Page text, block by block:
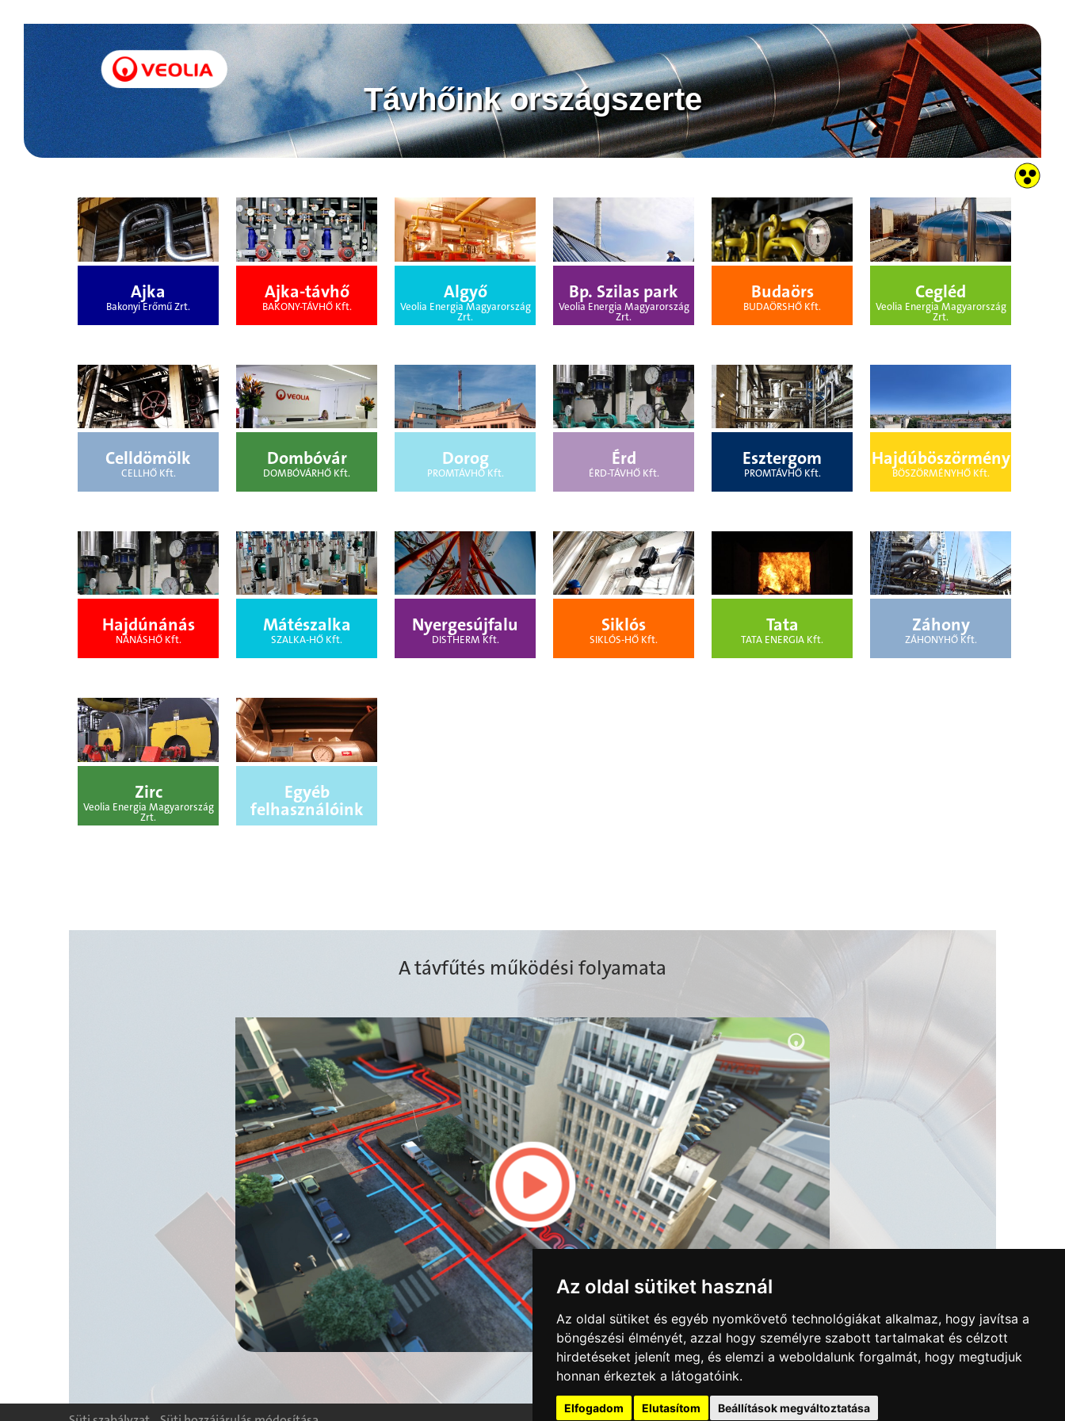
Az oldal sütiket használ
Az oldal sütiket és egyéb nyomkövető technológiákat alkalmaz, hogy javítsa a
böngészési élményét, azzal hogy személyre szabott tartalmakat és célzott
hirdetéseket jelenít meg, és elemzi a weboldalunk forgalmát, hogy megtudjuk
honnan érkeztek a látogatóink.
Elfogadom Elutasítom Beállítások megváltoztatása
Távhőink országszerte
Ajka
Bakonyi Erőmű Zrt.
Ajka-távhő
BAKONY-TÁVHŐ Kft.
Algyő
Veolia Energia Magyarország
Zrt.
Bp. Szilas park
Veolia Energia Magyarország
Zrt.
Budaörs
BUDAÖRSHŐ Kft.
Cegléd
Veolia Energia Magyarország
Zrt.
Celldömölk
CELLHŐ Kft.
Dombóvár
DOMBÓVÁRHŐ Kft.
Dorog
PROMTÁVHŐ Kft.
Érd
ÉRD-TÁVHŐ Kft.
Esztergom
PROMTÁVHŐ Kft.
Hajdúböszörmény
BÖSZÖRMÉNYHŐ Kft.
Hajdúnánás
NÁNÁSHŐ Kft.
Mátészalka
SZALKA-HŐ Kft.
Nyergesújfalu
DISTHERM Kft.
Siklós
SIKLÓS-HŐ Kft.
Tata
TATA ENERGIA Kft.
Záhony
ZÁHONYHŐ Kft.
Zirc
Veolia Energia Magyarország
Zrt.
Egyéb
felhasználóink
A távfűtés működési folyamata